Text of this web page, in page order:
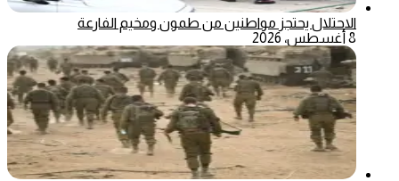
الاحتلال يحتجز مواطنين من طمون ومخيم الفارعة
8 أغسطس، 2026